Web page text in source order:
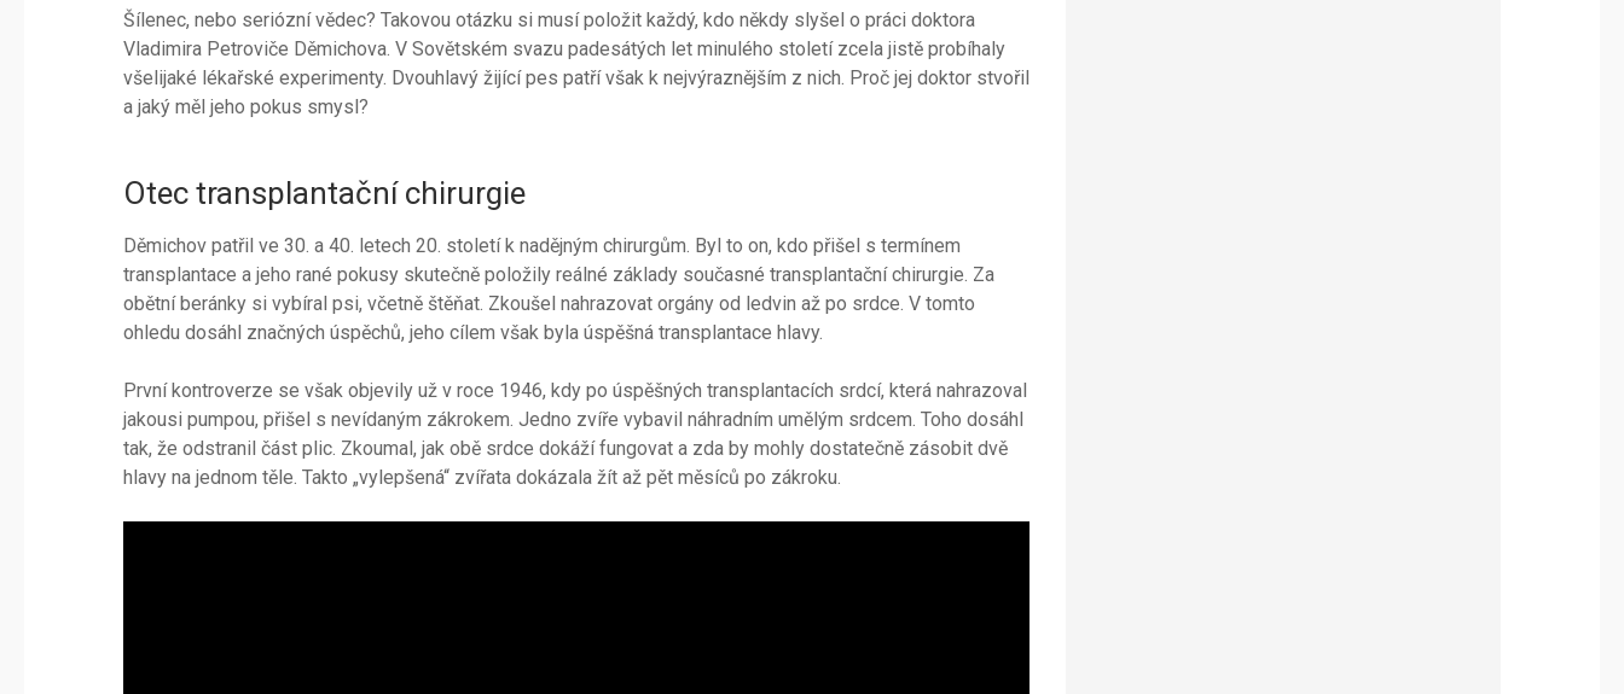
Šílenec, nebo seriózní vědec? Takovou otázku si musí položit každý, kdo někdy slyšel o práci doktora
Vladimira Petroviče Děmichova. V Sovětském svazu padesátých let minulého století zcela jistě probíhaly
všelijaké lékařské experimenty. Dvouhlavý žijící pes patří však k nejvýraznějším z nich. Proč jej doktor stvořil
a jaký měl jeho pokus smysl?
Otec transplantační chirurgie
Děmichov patřil ve 30. a 40. letech 20. století k nadějným chirurgům. Byl to on, kdo přišel s termínem
transplantace a jeho rané pokusy skutečně položily reálné základy současné transplantační chirurgie. Za
obětní beránky si vybíral psi, včetně štěňat. Zkoušel nahrazovat orgány od ledvin až po srdce. V tomto
ohledu dosáhl značných úspěchů, jeho cílem však byla úspěšná transplantace hlavy.
První kontroverze se však objevily už v roce 1946, kdy po úspěšných transplantacích srdcí, která nahrazoval
jakousi pumpou, přišel s nevídaným zákrokem. Jedno zvíře vybavil náhradním umělým srdcem. Toho dosáhl
tak, že odstranil část plic. Zkoumal, jak obě srdce dokáží fungovat a zda by mohly dostatečně zásobit dvě
hlavy na jednom těle. Takto „vylepšená“ zvířata dokázala žít až pět měsíců po zákroku.